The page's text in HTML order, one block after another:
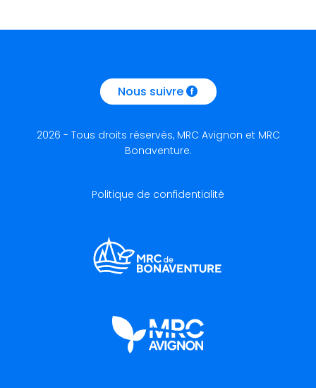
Nous suivre
2026 - Tous droits réservés, MRC Avignon et MRC
Bonaventure.
Politique de confidentialité